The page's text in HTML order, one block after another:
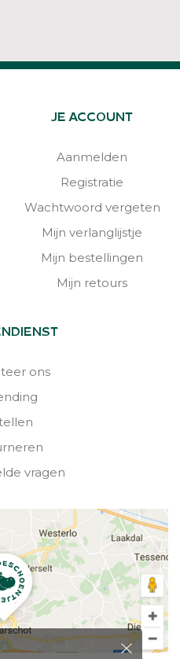
JE ACCOUNT
Aanmelden
Registratie
Wachtwoord vergeten
Mijn verlanglijstje
Mijn bestellingen
Mijn retours
ons
vragen